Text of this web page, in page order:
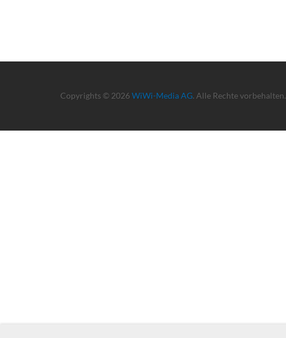
Copyrights © 2026 WiWi-Media AG. Alle Rechte vorbehalten.